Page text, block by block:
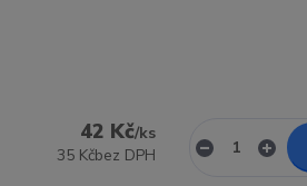
42 Kč/ks
35 Kčbez DPH